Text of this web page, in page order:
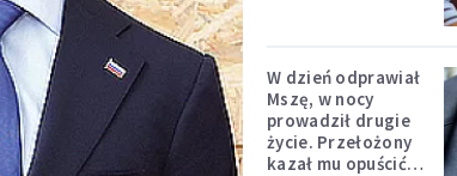
W dzień odprawiał
Mszę, w nocy
prowadził drugie
życie. Przełożony
kazał mu opuścić